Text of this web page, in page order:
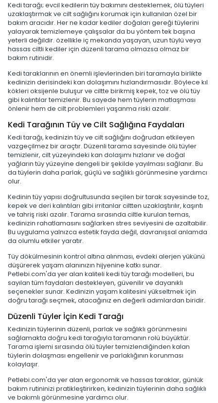
Kedi tarağı; evcil kedilerin tüy bakımını desteklemek, ölü tüyleri
uzaklaştırmak ve cilt sağlığını korumak için kullanılan özel bir
bakım aracıdır. Her ne kadar kediler doğaları gereği tüylerini
yalayarak temizlemeye çalışsalar da bu yöntem tek başına
yeterli değildir. özellikle iç mekanda yaşayan, uzun tüylü veya
hassas ciltli kediler için düzenli tarama olmazsa olmaz bir
bakım rutinidir.
Kedi taraklarının en önemli işlevlerinden biri taramayla birlikte
kedinizin derisindeki kan dolaşımını hızlandırmasıdır. Böylece kıl
kökleri oksijenle buluşur ve ciltte birikmiş kepek, toz ve ölü tüy
gibi kalıntılar temizlenir. Bu sayede hem tüylerin matlaşması
önlenir hem de cilt problemleri yaşanma riski azalır.
Kedi Tarağının Tüy ve Cilt Sağlığına Faydaları
Kedi tarağı, kedinizin tüy ve cilt sağlığını doğrudan etkileyen
vazgeçilmez bir araçtır. Düzenli tarama sayesinde ölü tüyler
temizlenir, cilt yüzeyindeki kan dolaşımı hızlanır ve doğal
yağların tüy yüzeyine dengeli bir şekilde yayılması sağlanır. Bu
da tüylerin daha parlak, güçlü ve sağlıklı görünmesine yardımcı
olur.
Kedinin tüy yapısı doğrultusunda seçilen bir tarak sayesinde toz,
kepek ve deri kalıntıları gibi irritanlar ciltten uzaklaştırılır, kaşıntı
ve tahriş riski azalır. Tarama sırasında ciltle kurulan temas,
kedinizin rahatlamasını sağlarken stres seviyesini de azaltabilir.
Bu uygulama yalnızca estetik fayda değil, davranışsal anlamda
da olumlu etkiler yaratır.
Tüy dökülmesinin kontrol altına alınması, evdeki alerjen yükünü
düşürerek yaşam alanınızın hijyenine katkı sunar.
Petlebi.com'da yer alan kaliteli kedi tüy tarağı modelleri, bu
sayılan tüm faydaları destekleyen, güvenilir ve dayanıklı
seçenekler sunar. Kedinizin yaşam kalitesini yükseltmek için
doğru tarağı seçmek, atacağınız en değerli adımlardan biridir.
Düzenli Tüyler İçin Kedi Tarağı
Kedinizin tüylerinin düzenli, parlak ve sağlıklı görünmesini
sağlamakta doğru kedi tarağıyla taramanın rolü büyüktür.
Tarama işlemi sırasında ölü tüyler temizlendiğinden kalan
tüylerin dolaşması engellenir ve parlaklığının korunması
kolaylaşır.
Petlebi.com'da yer alan ergonomik ve hassas taraklar, günlük
bakım rutininizi pratikleştirirken, kedinizin tüylerinin daha sağlıklı
ve bakımlı görünmesine yardımcı olur.